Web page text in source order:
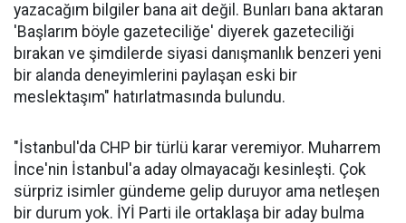
yazacağım bilgiler bana ait değil. Bunları bana aktaran
'Başlarım böyle gazeteciliğe' diyerek gazeteciliği
bırakan ve şimdilerde siyasi danışmanlık benzeri yeni
bir alanda deneyimlerini paylaşan eski bir
meslektaşım" hatırlatmasında bulundu.
"İstanbul'da CHP bir türlü karar veremiyor. Muharrem
İnce'nin İstanbul'a aday olmayacağı kesinleşti. Çok
sürpriz isimler gündeme gelip duruyor ama netleşen
bir durum yok. İYİ Parti ile ortaklaşa bir aday bulma